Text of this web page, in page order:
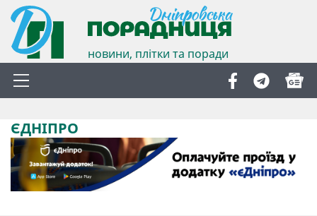
новини, плітки та поради
ЄДНІПРО